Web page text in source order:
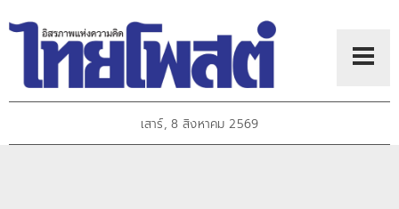
เสาร์, 8 สิงหาคม 2569